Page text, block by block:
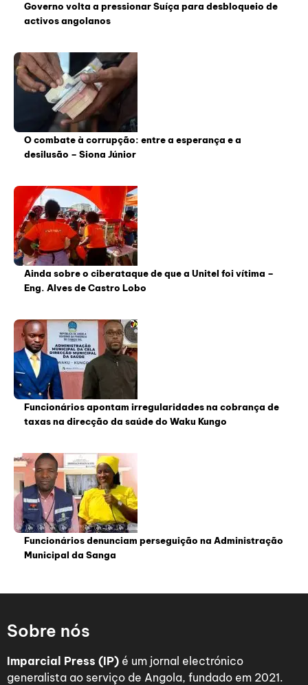
Governo volta a pressionar Suíça para desbloqueio de
activos angolanos
O combate à corrupção: entre a esperança e a
desilusão – Siona Júnior
Ainda sobre o ciberataque de que a Unitel foi vítima –
Eng. Alves de Castro Lobo
Funcionários apontam irregularidades na cobrança de
taxas na direcção da saúde do Waku Kungo
Funcionários denunciam perseguição na Administração
Municipal da Sanga
Sobre nós
Imparcial Press (IP) é um jornal electrónico
generalista ao serviço de Angola, fundado em 2021.